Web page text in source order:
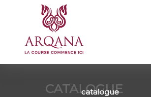
CATALOGUE
catalogue